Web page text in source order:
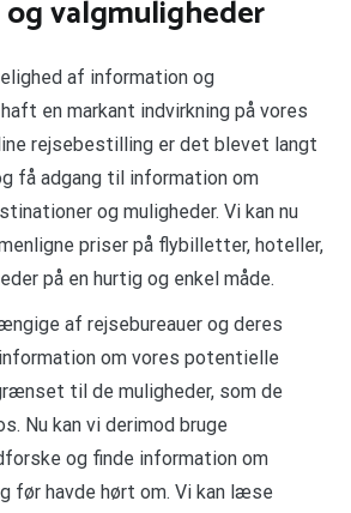
valgmuligheder
af information og
en markant indvirkning på vores
rejsebestilling er det blevet langt
få adgang til information om
og muligheder. Vi kan nu
priser på flybilletter, hoteller,
på en hurtig og enkel måde.
af rejsebureauer og deres
om vores potentielle
til de muligheder, som de
Nu kan vi derimod bruge
og finde information om
før havde hørt om. Vi kan læse